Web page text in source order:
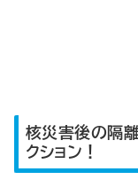
核災害後の隔
クション！